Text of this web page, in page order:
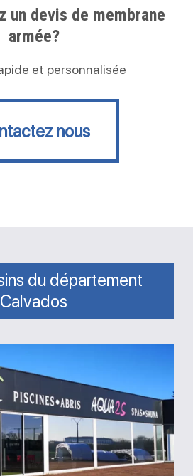
un devis de membrane
armée?
et personnalisée
nous
du département
Calvados
Aquastil
Piscines
Aqua2S
Bayeux